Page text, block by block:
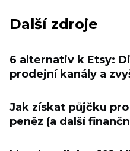
Další zdroje
6 alternativ k Etsy:
prodejní kanály a
Jak získat půjčku
peněz (a další